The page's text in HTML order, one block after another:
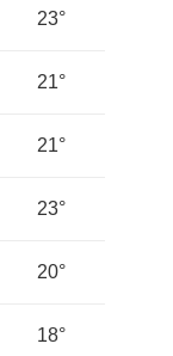
23°
21°
21°
23°
20°
18°